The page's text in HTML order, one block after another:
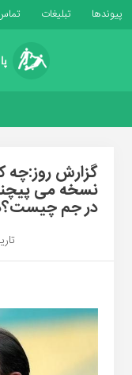
پیوندها تبلیغات
گزارش روز:چه
نسخه می
در جم